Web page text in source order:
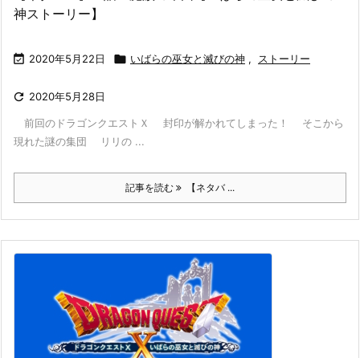
神ストーリー】
 2020年5月22日  いばらの巫女と滅びの神 , ストーリー
 2020年5月28日
前回のドラゴンクエストＸ 封印が解かれてしまった！ そこから
現れた謎の集団 リリの ...
記事を読む 【ネタバ ...